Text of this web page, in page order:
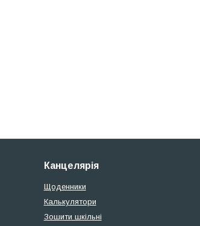
Канцелярія
Щоденники
Калькулятори
Зошити шкільні